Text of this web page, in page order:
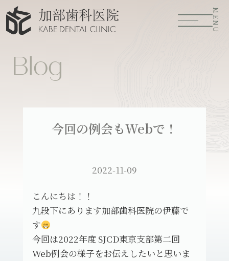
MENU
Blog
今回の例会もWebで！
2022-11-09
こんにちは！！
九段下にあります加部歯科医院の伊藤で
す
今回は2022年度 SJCD東京支部第二回
Web例会の様子をお伝えしたいと思いま